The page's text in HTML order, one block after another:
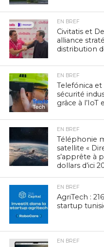
EN BREF
Civitatis et
alliance
distribution
EN BREF
Telefónica
sécurité
grâce à l’IoT
EN BREF
Téléphonie
satellite «
s’apprête à
dollars d’ici
EN BREF
AgriTech :
startup
EN BREF